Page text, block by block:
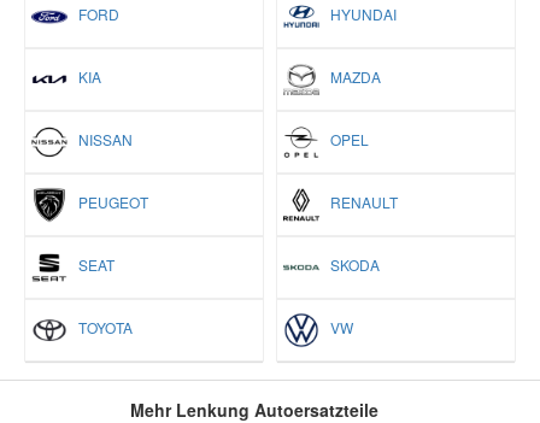
FORD HYUNDAI
KIA MAZDA
NISSAN OPEL
PEUGEOT RENAULT
SEAT SKODA
TOYOTA VW
Mehr Lenkung Autoersatzteile